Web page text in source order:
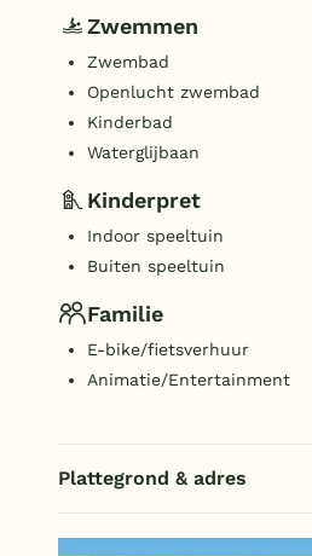
Zwemmen
Zwembad
Openlucht zwembad
Kinderbad
Waterglijbaan
Kinderpret
Indoor speeltuin
Buiten speeltuin
Familie
E-bike/fietsverhuur
Animatie/Entertainment
Plattegrond & adres